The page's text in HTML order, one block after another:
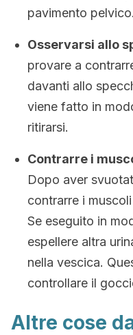
pavimento pelvico.
Osservarsi allo
provare a
davanti allo
viene fatto in
ritirarsi.
Contrarre i
Dopo aver
contrarre i
Se eseguito in
espellere altra
nella vescica.
controllare il
Altre cose